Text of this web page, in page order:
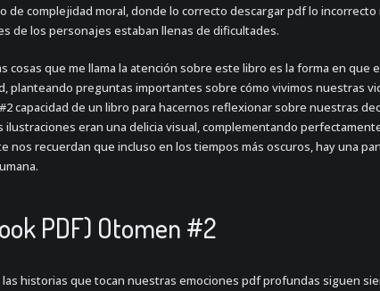
de complejidad moral, donde lo correcto descargar pdf lo incorrecto
de los personajes estaban llenas de dificultades.
cosas que me llama la atención sobre este libro es la forma en que
planteando preguntas importantes sobre cómo vivimos nuestras
capacidad de un libro para hacernos reflexionar sobre nuestras
ilustraciones eran una delicia visual, complementando
nos recuerdan que incluso en los tiempos más oscuros, hay una
PDF) Otomen #2
las historias que tocan nuestras emociones pdf profundas siguen